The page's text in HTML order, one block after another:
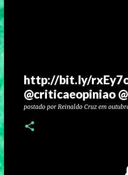
http://bit.ly/rxEy7o
@criticaeopiniao
postado por Reinaldo Cruz em